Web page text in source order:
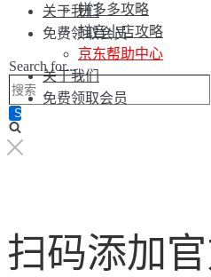
关于我们
免费领取会员
Search for...
拼多多攻略
抖音小店攻略
京东帮助中心
关于我们
免费领取会员
扫码添加